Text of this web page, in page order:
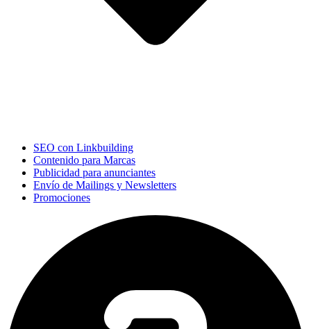
SEO con Linkbuilding
Contenido para Marcas
Publicidad para anunciantes
Envío de Mailings y Newsletters
Promociones